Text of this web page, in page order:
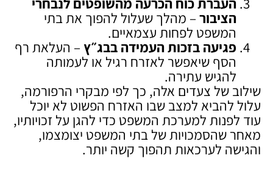
הציבור – מהלך שעלול להפוך את בתי
המשפט לפחות עצמאיים.
פגיעה בזכות העמידה בבג״ץ – העלאת רף
הסף שיאפשר לאזרח רגיל או לעמותה
להגיש עתירה.
שילוב של צעדים אלה, כך לפי מבקרי הרפורמה,
עלול להביא למצב שבו האזרח הפשוט לא יוכל
עוד לפנות למערכת המשפט כדי להגן על זכויותיו,
מאחר שהסמכויות של בתי המשפט יצומצמו,
והגישה לערכאות תהפוך קשה יותר.